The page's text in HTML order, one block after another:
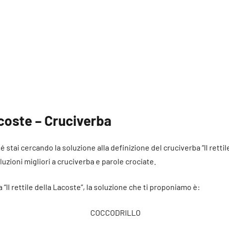
– Cruciverba
stai cercando la soluzione alla definizione del cruciverba “Il
migliori a cruciverba e parole crociate.
rettile della Lacoste”, la soluzione che ti proponiamo è:
COCCODRILLO